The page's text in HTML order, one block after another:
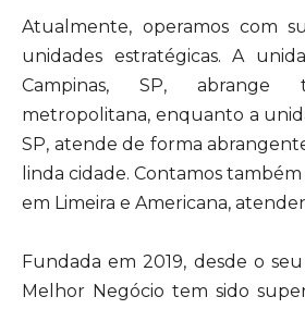
Atualmente, operamos com
unidades estratégicas. A
Campinas, SP,
metropolitana, enquanto a
SP, atende de forma
linda cidade. Contamos
em Limeira e Americana,
Fundada em 2019, desde o
Melhor Negócio tem sido